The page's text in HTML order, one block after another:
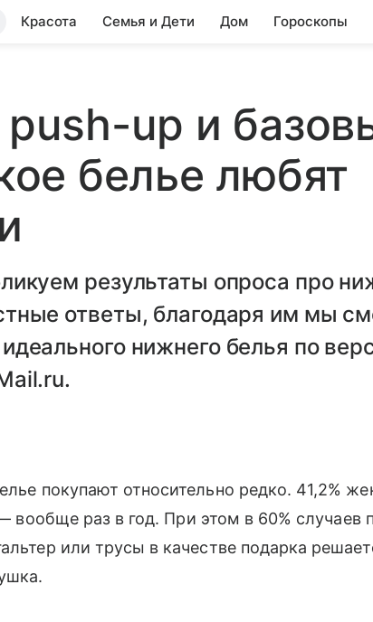
Красота Семья и Дети Дом Гороскопы
up и
белье любят
результаты опроса про
ответы, благодаря им мы
нижнего белья по
покупают относительно редко. 41,2%
вообще раз в год. При этом в 60% случаев
или трусы в качестве подарка